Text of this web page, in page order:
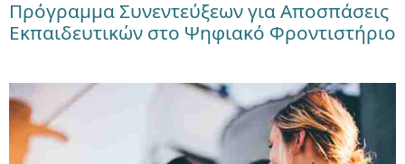
Πρόγραμμα Συνεντεύξεων για Αποσπάσεις
Εκπαιδευτικών στο Ψηφιακό Φροντιστήριο